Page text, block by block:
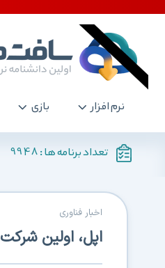
نرم افزار بازی
تعداد برنامه ها :9948
اخبار فناوری
اپل، اولین شرکت 2 تریلیون دلاری دنیا